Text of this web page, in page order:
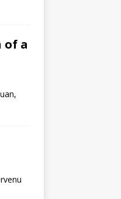
of a